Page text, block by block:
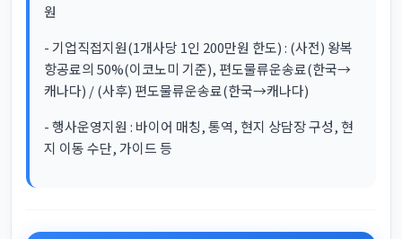
원
- 기업직접지원(1개사당 1인 200만원 한도) : (사전) 왕복
항공료의 50%(이코노미 기준), 편도물류운송료(한국→
캐나다) / (사후) 편도물류운송료(한국→캐나다)
- 행사운영지원 : 바이어 매칭, 통역, 현지 상담장 구성, 현
지 이동 수단, 가이드 등